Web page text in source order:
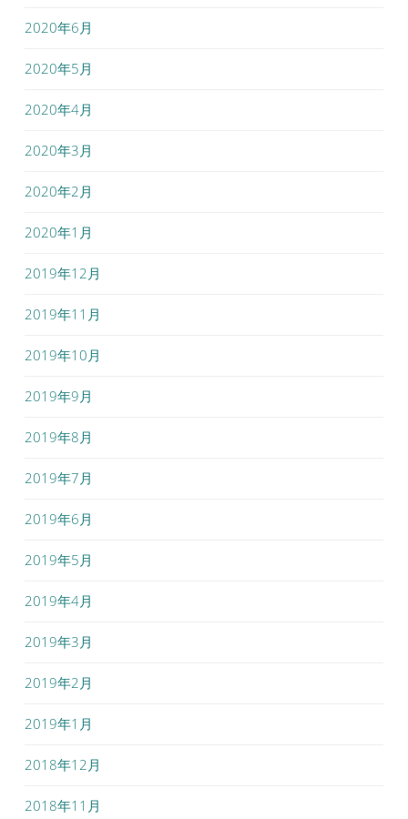
2020年6月
2020年5月
2020年4月
2020年3月
2020年2月
2020年1月
2019年12月
2019年11月
2019年10月
2019年9月
2019年8月
2019年7月
2019年6月
2019年5月
2019年4月
2019年3月
2019年2月
2019年1月
2018年12月
2018年11月